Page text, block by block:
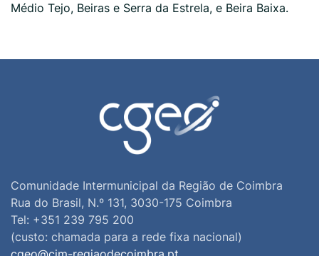
Médio Tejo, Beiras e Serra da Estrela, e Beira Baixa.
Comunidade Intermunicipal da Região de Coimbra
Rua do Brasil, N.º 131, 3030-175 Coimbra
Tel: +351 239 795 200
(custo: chamada para a rede fixa nacional)